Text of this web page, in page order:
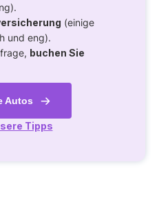
(einige
und eng).
buchen Sie
Autos
Tipps